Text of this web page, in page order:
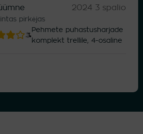
pirkėjas
2024 3 spalio
Pehmete puhastusharjade
komplekt trellile, 4-osaline